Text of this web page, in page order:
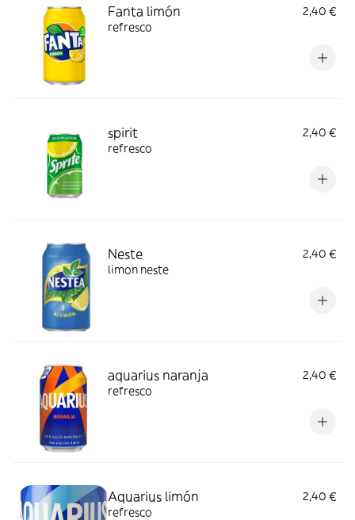
Fanta limón
2,40 €
refresco
spirit
2,40 €
refresco
Neste
2,40 €
limon neste
aquarius naranja
2,40 €
refresco
Aquarius limón
2,40 €
refresco